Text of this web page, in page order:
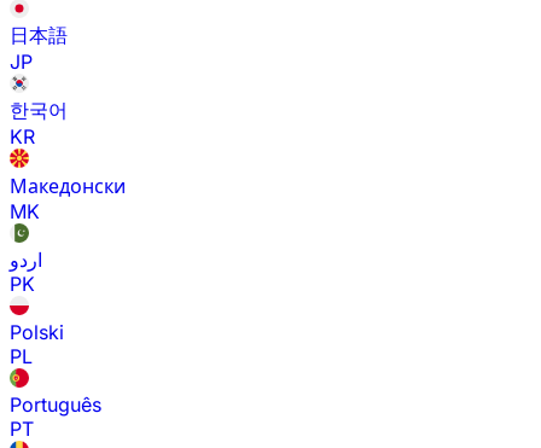
日本語
JP
한국어
KR
Македонски
MK
اردو
PK
Polski
PL
Português
PT